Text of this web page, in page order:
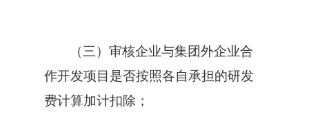
（三）审核企业与集团外企业合
作开发项目是否按照各自承担的研发
费计算加计扣除；